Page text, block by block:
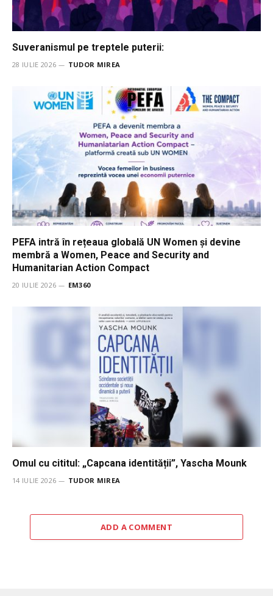
Suveranismul pe treptele puterii:
28 IULIE 2026 TUDOR MIREA
PEFA intră în rețeaua globală UN Women și devine
membră a Women, Peace and Security and
Humanitarian Action Compact
20 IULIE 2026 EM360
Omul cu cititul: „Capcana identității”, Yascha Mounk
14 IULIE 2026 TUDOR MIREA
ADD A COMMENT